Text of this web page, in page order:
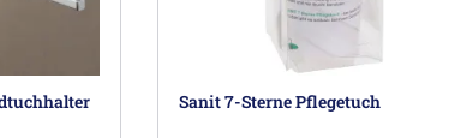
Sanit 7-Sterne Pflegetuch